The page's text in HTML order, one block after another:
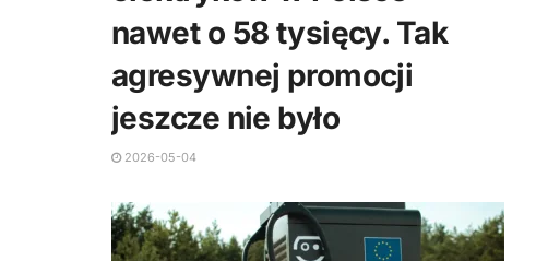
nawet o 58 tysięcy. Tak
agresywnej promocji
jeszcze nie było
2026-05-04